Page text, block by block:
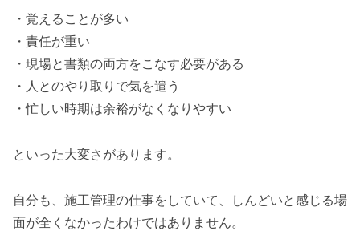
・覚えることが多い
・責任が重い
・現場と書類の両方をこなす必要がある
・人とのやり取りで気を遣う
・忙しい時期は余裕がなくなりやすい
といった大変さがあります。
自分も、施工管理の仕事をしていて、しんどいと感じる場
面が全くなかったわけではありません。